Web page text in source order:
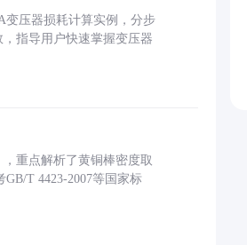
变压器损耗计算实例，分步
指导用户快速掌握变压器
重点解析了黄铜棒密度取
T 4423-2007等国家标